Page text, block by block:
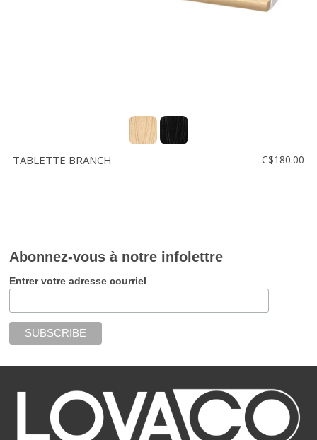
TABLETTE BRANCH C$180.00
Abonnez-vous à notre infolettre
Entrer votre adresse courriel